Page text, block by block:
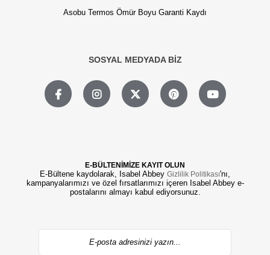
Asobu Termos Ömür Boyu Garanti Kaydı
SOSYAL MEDYADA BİZ
E-BÜLTENİMİZE KAYIT OLUN
E-Bültene kaydolarak, Isabel Abbey Gizlilik Politikası'nı,
kampanyalarımızı ve özel fırsatlarımızı içeren Isabel Abbey e-
postalarını almayı kabul ediyorsunuz.